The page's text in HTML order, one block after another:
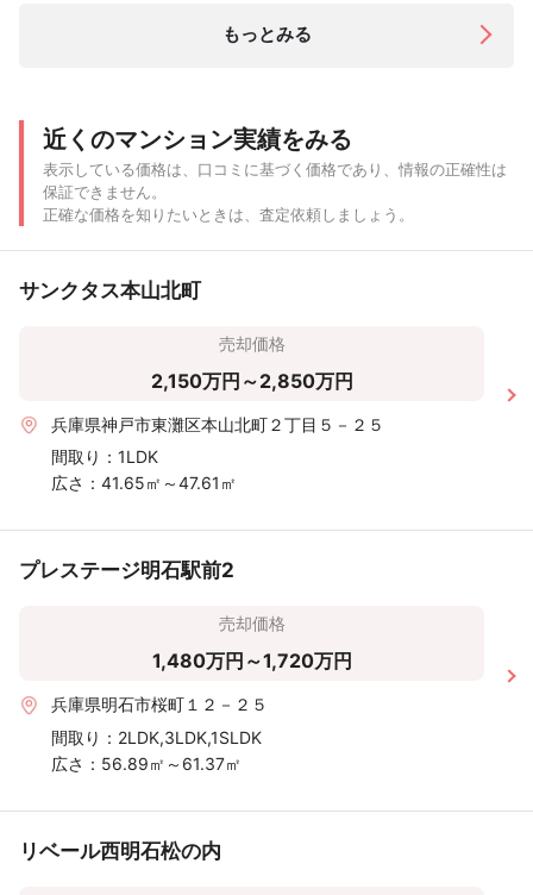
もっとみる
近くのマンション実績をみる
表示している価格は、口コミに基づく価格であり、情報の正確性は
保証できません。
正確な価格を知りたいときは、査定依頼しましょう。
サンクタス本山北町
売却価格
2,150万円～2,850万円
兵庫県神戸市東灘区本山北町２丁目５－２５
間取り： 1LDK
広さ： 41.65㎡～47.61㎡
プレステージ明石駅前2
売却価格
1,480万円～1,720万円
兵庫県明石市桜町１２－２５
間取り： 2LDK,3LDK,1SLDK
広さ： 56.89㎡～61.37㎡
リベール西明石松の内